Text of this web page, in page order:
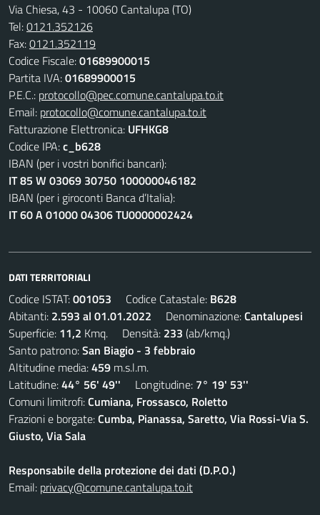
Via Chiesa, 43 - 10060 Cantalupa (TO)
Tel:0121.352126
Fax:0121.352119
Codice Fiscale:01689900015
Partita IVA:01689900015
P.E.C.: protocollo@pec.comune.cantalupa.to.it
Email: protocollo@comune.cantalupa.to.it
Fatturazione Elettronica: UFHKG8
Codice IPA:c_b628
IBAN (per i vostri bonifici bancari):
IT 85 W 03069 30750 100000046182
IBAN (per i giroconti Banca d’Italia):
IT 60 A 01000 04306 TU0000002424
DATI TERRITORIALI
Codice ISTAT:001053 Codice Catastale: B628
Abitanti: 2.593 al 01.01.2022 Denominazione:Cantalupesi
Superficie: 11,2 Kmq. Densità: 233 (ab/kmq.)
Santo patrono:San Biagio - 3 febbraio
Altitudine media:459 m.s.l.m.
Latitudine:44° 56' 49'' Longitudine: 7° 19' 53''
Comuni limitrofi:Cumiana, Frossasco, Roletto
Frazioni e borgate:Cumba, Pianassa, Saretto, Via Rossi-Via S.
Giusto, Via Sala
Responsabile della protezione dei dati (D.P.O.)
Email: privacy@comune.cantalupa.to.it